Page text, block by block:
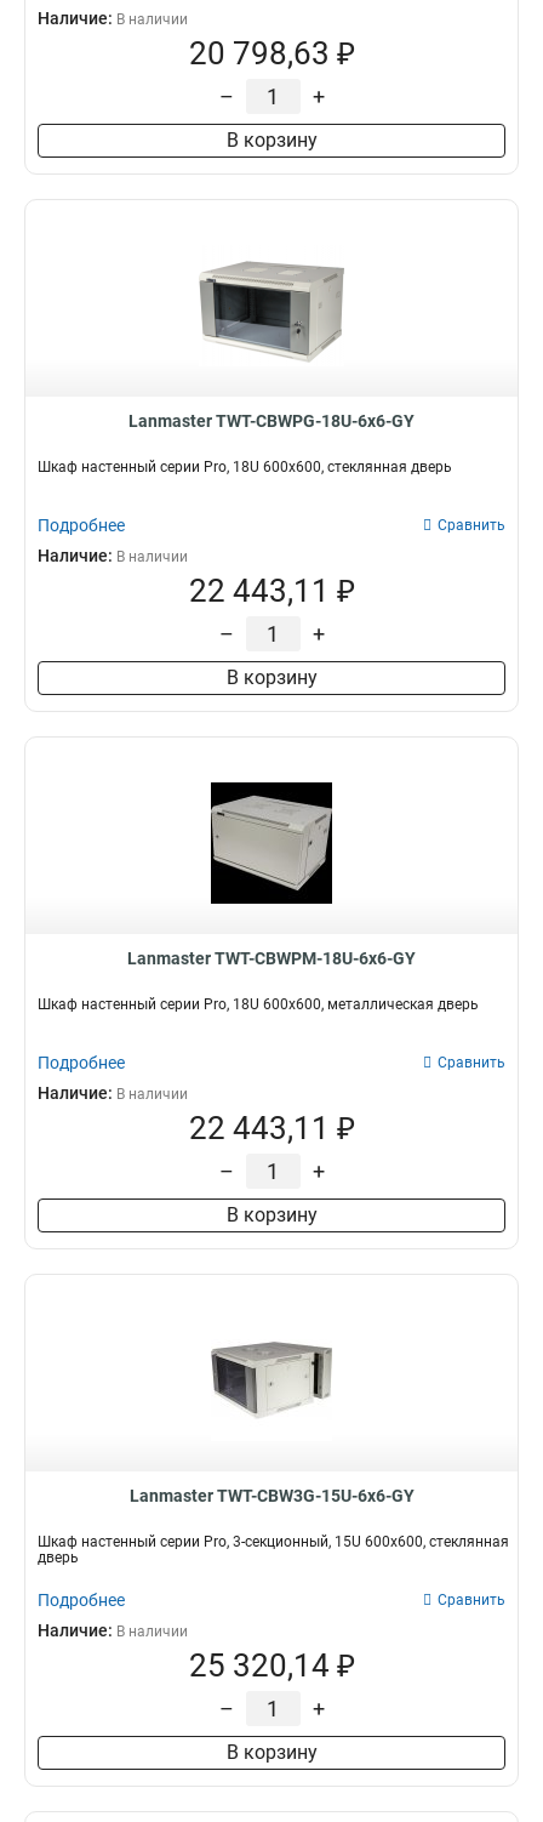
Наличие: В наличии
20 798,63 ₽
– +
В корзину
Lanmaster TWT-CBWPG-18U-6x6-GY
Шкаф настенный серии Pro, 18U 600x600, стеклянная дверь
Подробнее Сравнить
Наличие: В наличии
22 443,11 ₽
– +
В корзину
Lanmaster TWT-CBWPM-18U-6x6-GY
Шкаф настенный серии Pro, 18U 600x600, металлическая дверь
Подробнее Сравнить
Наличие: В наличии
22 443,11 ₽
– +
В корзину
Lanmaster TWT-CBW3G-15U-6x6-GY
Шкаф настенный серии Pro, 3-секционный, 15U 600x600, стеклянная
дверь
Подробнее Сравнить
Наличие: В наличии
25 320,14 ₽
– +
В корзину